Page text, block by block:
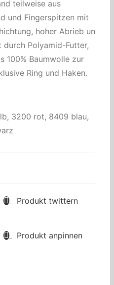
teilweise aus
und Fingerspitzen mit
hoher Abrieb und
Polyamid-Futter,
100% Baumwolle zur
Ring und Haken.
3200 rot, 8409 blau,
Produkt twittern
Produkt anpinnen